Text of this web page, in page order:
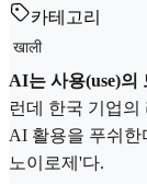
카테고리
खाली
AI는 사용(use)의
런데 한국 기업의
AI 활용을 푸쉬한
노이로제'다.